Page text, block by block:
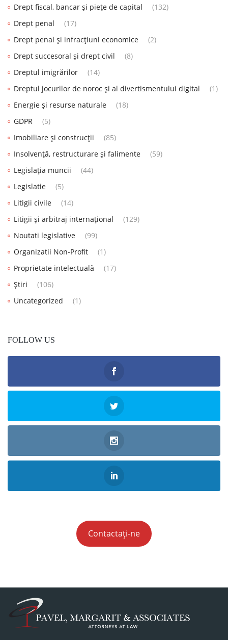
Drept fiscal, bancar și piețe de capital
(132)
Drept penal
(17)
Drept penal și infracțiuni economice
(2)
Drept succesoral și drept civil
(8)
Dreptul imigrărilor
(14)
Dreptul jocurilor de noroc și al divertismentului digital
(1)
Energie și resurse naturale
(18)
GDPR
(5)
Imobiliare și construcții
(85)
Insolvență, restructurare și falimente
(59)
Legislația muncii
(44)
Legislatie
(5)
Litigii civile
(14)
Litigii și arbitraj internațional
(129)
Noutati legislative
(99)
Organizatii Non-Profit
(1)
Proprietate intelectuală
(17)
Știri
(106)
Uncategorized
(1)
FOLLOW US
Contactați-ne